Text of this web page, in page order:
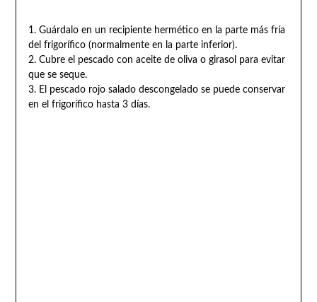
1. Guárdalo en un recipiente hermético en la parte más fría
del frigorífico (normalmente en la parte inferior).
2. Cubre el pescado con aceite de oliva o girasol para evitar
que se seque.
3. El pescado rojo salado descongelado se puede conservar
en el frigorífico hasta 3 días.